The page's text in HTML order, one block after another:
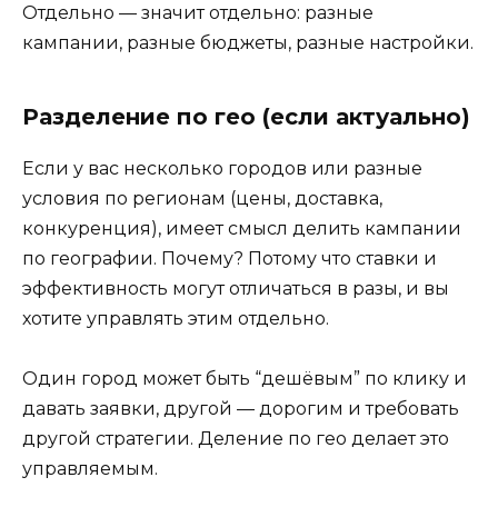
Отдельно — значит отдельно: разные
кампании, разные бюджеты, разные настройки.
Разделение по гео (если актуально)
Если у вас несколько городов или разные
условия по регионам (цены, доставка,
конкуренция), имеет смысл делить кампании
по географии. Почему? Потому что ставки и
эффективность могут отличаться в разы, и вы
хотите управлять этим отдельно.
Один город может быть “дешёвым” по клику и
давать заявки, другой — дорогим и требовать
другой стратегии. Деление по гео делает это
управляемым.